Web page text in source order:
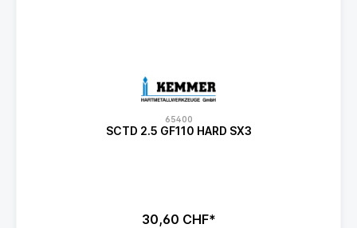
65400
SCTD 2.5 GF110 HARD SX3
30,60 CHF*